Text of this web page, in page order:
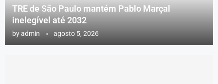
TRE de São Paulo mantém Pablo Marçal
inelegível até 2032
byadmin agosto 5, 2026